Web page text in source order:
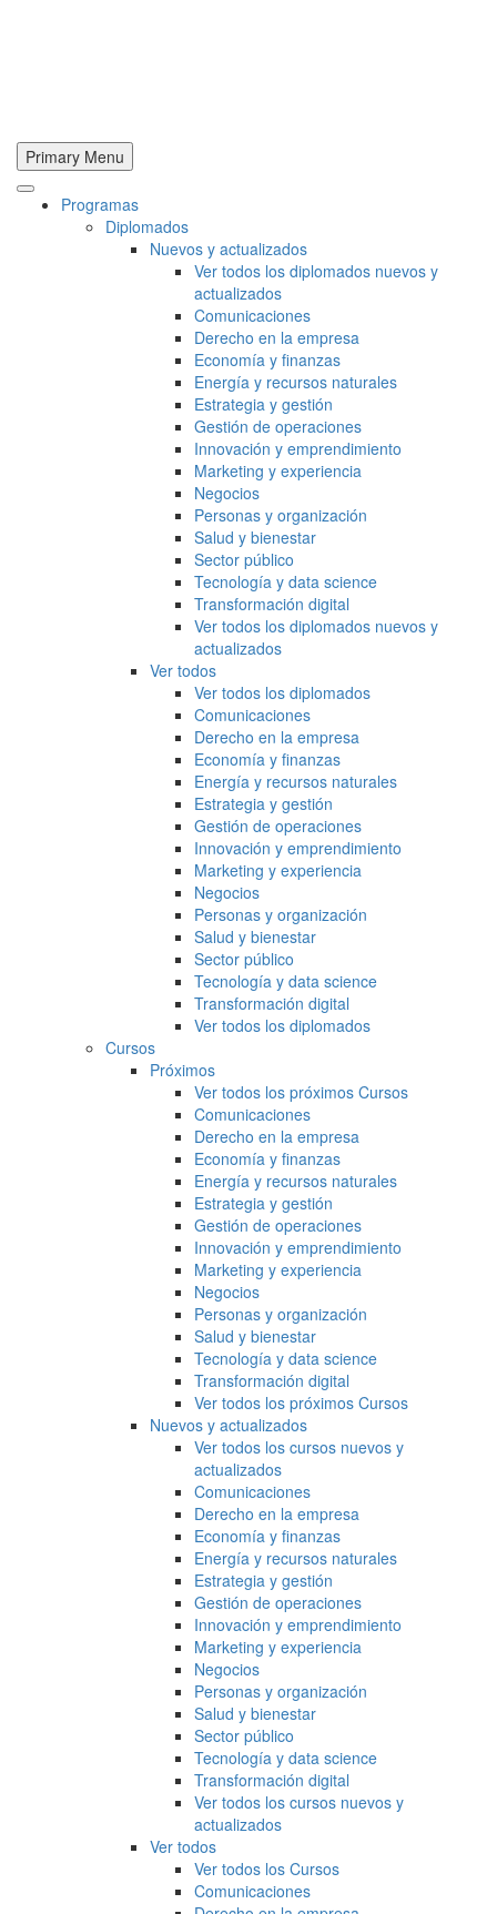
Primary Menu
Programas
Diplomados
Nuevos y actualizados
Ver todos los diplomados nuevos y
actualizados
Comunicaciones
Derecho en la empresa
Economía y finanzas
Energía y recursos naturales
Estrategia y gestión
Gestión de operaciones
Innovación y emprendimiento
Marketing y experiencia
Negocios
Personas y organización
Salud y bienestar
Sector público
Tecnología y data science
Transformación digital
Ver todos los diplomados nuevos y
actualizados
Ver todos
Ver todos los diplomados
Comunicaciones
Derecho en la empresa
Economía y finanzas
Energía y recursos naturales
Estrategia y gestión
Gestión de operaciones
Innovación y emprendimiento
Marketing y experiencia
Negocios
Personas y organización
Salud y bienestar
Sector público
Tecnología y data science
Transformación digital
Ver todos los diplomados
Cursos
Próximos
Ver todos los próximos Cursos
Comunicaciones
Derecho en la empresa
Economía y finanzas
Energía y recursos naturales
Estrategia y gestión
Gestión de operaciones
Innovación y emprendimiento
Marketing y experiencia
Negocios
Personas y organización
Salud y bienestar
Tecnología y data science
Transformación digital
Ver todos los próximos Cursos
Nuevos y actualizados
Ver todos los cursos nuevos y
actualizados
Comunicaciones
Derecho en la empresa
Economía y finanzas
Energía y recursos naturales
Estrategia y gestión
Gestión de operaciones
Innovación y emprendimiento
Marketing y experiencia
Negocios
Personas y organización
Salud y bienestar
Sector público
Tecnología y data science
Transformación digital
Ver todos los cursos nuevos y
actualizados
Ver todos
Ver todos los Cursos
Comunicaciones